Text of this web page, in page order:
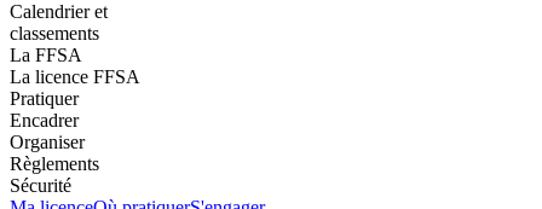
Calendrier et
classements
La FFSA
La licence FFSA
Pratiquer
Encadrer
Organiser
Règlements
Sécurité